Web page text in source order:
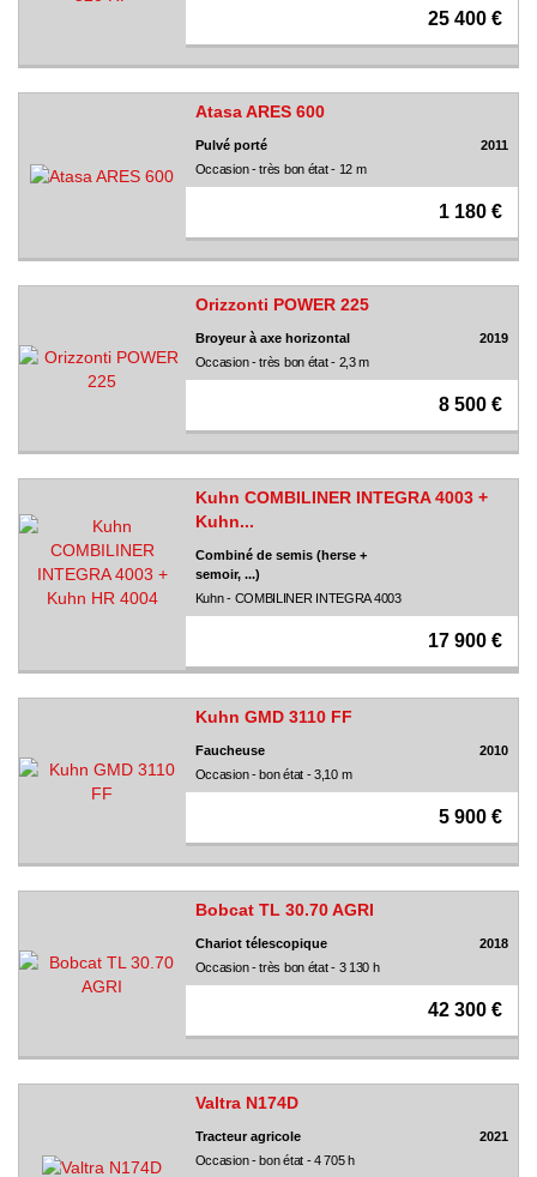
25 400 €
Atasa ARES 600
Pulvé porté
2011
Occasion - très bon état - 12 m
1 180 €
Orizzonti POWER 225
Broyeur à axe horizontal
2019
Occasion - très bon état - 2,3 m
8 500 €
Kuhn COMBILINER INTEGRA 4003 +
Kuhn...
Combiné de semis (herse +
semoir, ...)
Kuhn - COMBILINER INTEGRA 4003
17 900 €
Kuhn GMD 3110 FF
Faucheuse
2010
Occasion - bon état - 3,10 m
5 900 €
Bobcat TL 30.70 AGRI
Chariot télescopique
2018
Occasion - très bon état - 3 130 h
42 300 €
Valtra N174D
Tracteur agricole
2021
Occasion - bon état - 4 705 h